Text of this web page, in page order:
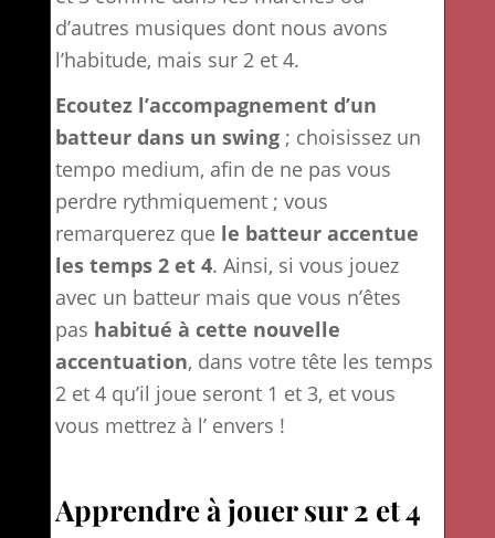
d’autres musiques dont nous avons
l’habitude, mais sur 2 et 4.
Ecoutez l’accompagnement d’un
batteur dans un swing ; choisissez un
tempo medium, afin de ne pas vous
perdre rythmiquement ; vous
remarquerez que le batteur accentue
les temps 2 et 4. Ainsi, si vous jouez
avec un batteur mais que vous n’êtes
pas habitué à cette nouvelle
accentuation, dans votre tête les temps
2 et 4 qu’il joue seront 1 et 3, et vous
vous mettrez à l’ envers !
Apprendre à jouer sur 2 et 4